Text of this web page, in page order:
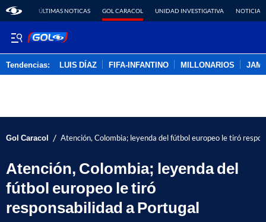
ÚLTIMAS NOTICAS GOL CARACOL UNIDAD INVESTIGATIVA NOTICIAS
Tendencias: LUIS DÍAZ FIFA-INFANTINO MILLONARIOS
Gol Caracol / Atención, Colombia; leyenda del fútbol europeo le tiró
Atención, Colombia; leyenda del
fútbol europeo le tiró
responsabilidad a Portugal